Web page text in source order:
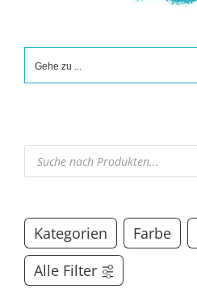
Gehe zu ...
Products
search
Kategorien Farbe
Alle Filter